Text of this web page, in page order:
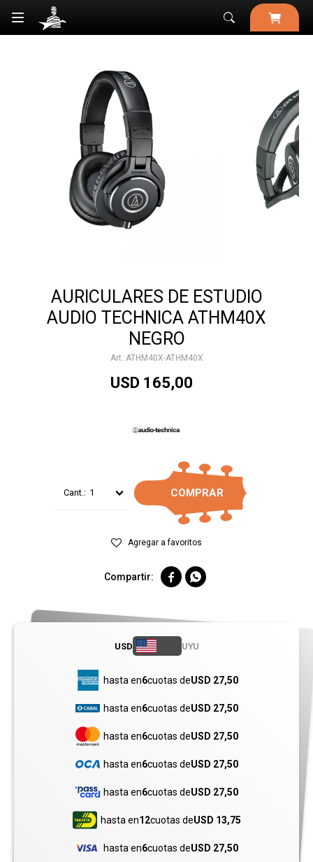

AURICULARES DE ESTUDIO
AUDIO TECHNICA ATHM40X
NEGRO
ATHM40X-ATHM40X
USD 165,00
1 COMPRAR
 
USD UYU
hasta en6cuotas deUSD 27,50
hasta en6cuotas deUSD 27,50
hasta en6cuotas deUSD 27,50
hasta en6cuotas deUSD 27,50
hasta en6cuotas deUSD 27,50
hasta en12cuotas deUSD 13,75
hasta en6cuotas deUSD 27,50